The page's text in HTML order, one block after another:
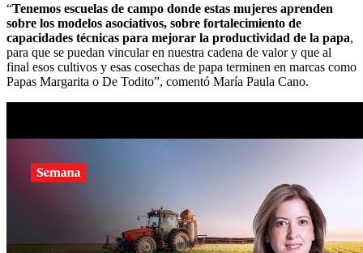
“Tenemos escuelas de campo donde estas mujeres aprenden
sobre los modelos asociativos, sobre fortalecimiento de
capacidades técnicas para mejorar la productividad de la papa,
para que se puedan vincular en nuestra cadena de valor y que al
final esos cultivos y esas cosechas de papa terminen en marcas como
Papas Margarita o De Todito”, comentó María Paula Cano.